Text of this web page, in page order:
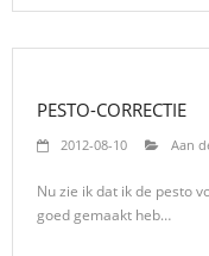
PESTO-CORRECTIE
2012-08-10 Aan
Nu zie ik dat ik de pesto
goed gemaakt heb…